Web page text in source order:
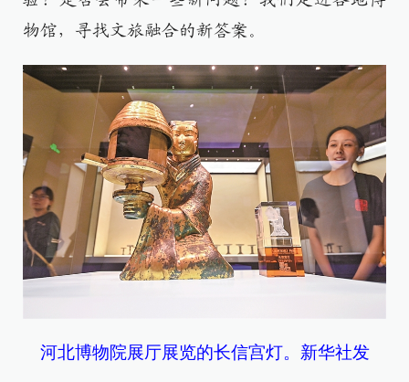
物馆，寻找文旅融合的新答案。
河北博物院展厅展览的长信宫灯。新华社发